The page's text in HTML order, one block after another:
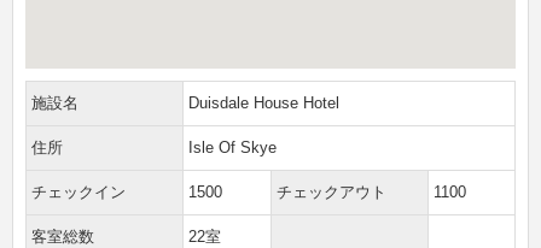
施設名 Duisdale House Hotel
住所 Isle Of Skye
チェックイン 1500 チェックアウト 1100
客室総数 22室